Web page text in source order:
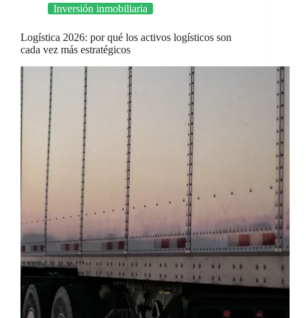
Inversión inmobiliaria
Logística 2026: por qué los activos logísticos son
cada vez más estratégicos